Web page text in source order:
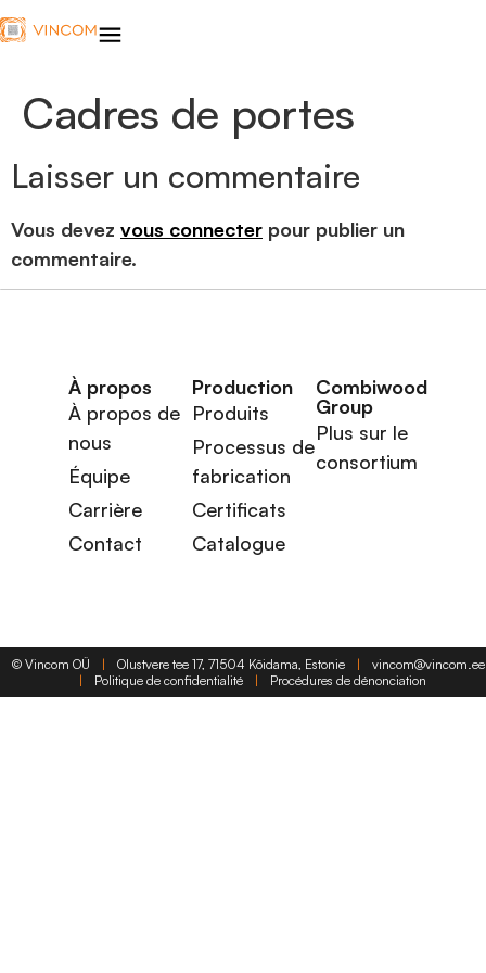
Cadres de portes
Laisser un commentaire
Vous devez vous connecter pour publier un
commentaire.
À propos
À propos de
nous
Équipe
Carrière
Contact
Production
Produits
Processus de
fabrication
Certificats
Catalogue
Combiwood
Group
Plus sur le
consortium
© Vincom OÜ | Olustvere tee 17, 71504 Kõidama, Estonie |
vincom@vincom.ee
|
Politique de confidentialité | Procédures de dénonciation